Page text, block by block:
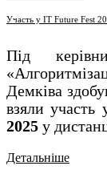
Участь у ІТ Future Fest
Під
Демківа
взяли участь
2025 у
Детальніше